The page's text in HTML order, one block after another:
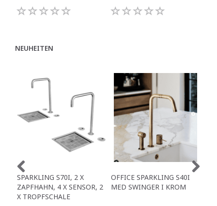
NEUHEITEN
SPARKLING S70I, 2 X
ZAPFHAHN, 4 X SENSOR, 2
X TROPFSCHALE
OFFICE SPARKLING S40I
MED SWINGER I KROM